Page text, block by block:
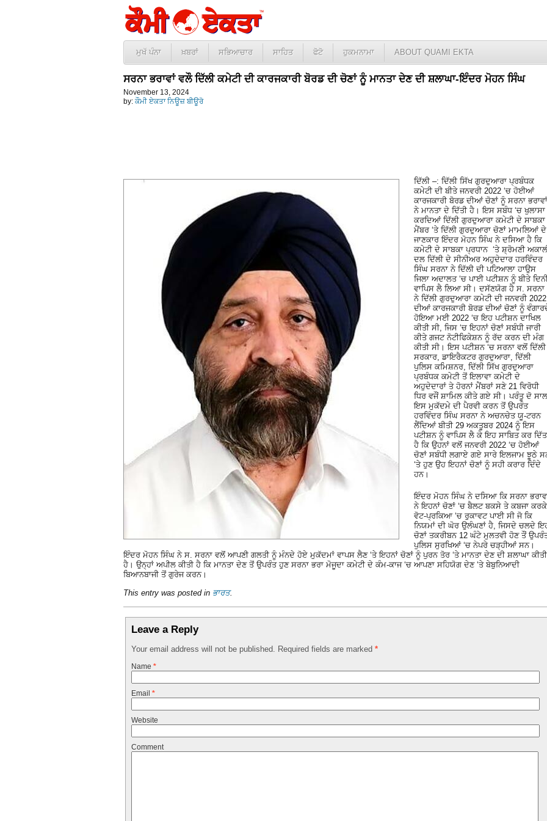
ਮੁਖੱ ਪੰਨਾ ਖ਼ਬਰਾਂ ਸਭਿਆਚਾਰ ਸਾਹਿਤ ਫੋਟੋ ਹੁਕਮਨਾਮਾ ABOUT QUAMI EKTA
ਸਰਨਾ ਭਰਾਵਾਂ ਵਲੌ ਦਿੱਲੀ ਕਮੇਟੀ ਦੀ ਕਾਰਜਕਾਰੀ ਬੋਰਡ ਦੀ ਚੋਣਾਂ ਨੂੰ ਮਾਨਤਾ ਦੇਣ ਦੀ ਸ਼ਲਾਘਾ-ਇੰਦਰ ਮੋਹਨ ਸਿੰਘ
November 13, 2024
by: ਕੌਮੀ ਏਕਤਾ ਨਿਊਜ਼ ਬੀਊਰੋ
ਦਿੱਲੀ –: ਦਿੱਲੀ ਸਿੱਖ ਗੁਰਦੁਆਰਾ ਪ੍ਰਬੰਧਕ
ਕਮੇਟੀ ਦੀ ਬੀਤੇ ਜਨਵਰੀ 2022 ‘ਚ ਹੋਈਆਂ
ਕਾਰਜਕਾਰੀ ਬੋਰਡ ਦੀਆਂ ਚੋਣਾਂ ਨੂੰ ਸਰਨਾ ਭਰਾਵਾਂ
ਨੇ ਮਾਨਤਾ ਦੇ ਦਿੱਤੀ ਹੈ। ਇਸ ਸਬੰਧ ‘ਚ ਖੁਲਾਸਾ
ਕਰਦਿਆਂ ਦਿੱਲੀ ਗੁਰਦੁਆਰਾ ਕਮੇਟੀ ਦੇ ਸਾਬਕਾ
ਮੈਂਬਰ ‘ਤੇ ਦਿੱਲੀ ਗੁਰਦੁਆਰਾ ਚੋਣਾਂ ਮਾਮਲਿਆਂ ਦੇ
ਜਾਣਕਾਰ ਇੰਦਰ ਮੋਹਨ ਸਿੰਘ ਨੇ ਦਸਿਆ ਹੈ ਕਿ
ਕਮੇਟੀ ਦੇ ਸਾਬਕਾ ਪ੍ਰਧਾਨ ‘ਤੇ ਸ਼੍ਰੋਮਣੀ
ਦਲ ਦਿੱਲੀ ਦੇ ਸੀਨੀਅਰ ਅਹੁਦੇਦਾਰ ਹਰਵਿੰਦਰ
ਸਿੰਘ ਸਰਨਾ ਨੇ ਦਿੱਲੀ ਦੀ ਪਟਿਆਲਾ ਹਾਉਸ
ਜਿਲਾ ਅਦਾਲਤ ‘ਚ ਪਾਈ ਪਟੀਸ਼ਨ ਨੂੰ ਬੀਤੇ
ਵਾਪਿਸ ਲੈ ਲਿਆ ਸੀ। ਦਸੱਣਯੋਗ ਹੈ ਸ. ਸਰਨਾ
ਨੇ ਦਿੱਲੀ ਗੁਰਦੁਆਰਾ ਕਮੇਟੀ ਦੀ ਜਨਵਰੀ 2022
ਦੀਆਂ ਕਾਰਜਕਾਰੀ ਬੋਰਡ ਦੀਆਂ ਚੋਣਾਂ ਨੂੰ
ਹੋਇਆ ਮਈ 2022 ‘ਚ ਇਹ ਪਟੀਸ਼ਨ ਦਾਖਿਲ
ਕੀਤੀ ਸੀ, ਜਿਸ ‘ਚ ਇਹਨਾਂ ਚੋਣਾਂ ਸਬੰਧੀ ਜਾਰੀ
ਕੀਤੇ ਗਜਟ ਨੋਟੀਫਿਕੇਸ਼ਨ ਨੂੰ ਰੱਦ ਕਰਨ ਦੀ ਮੰਗ
ਕੀਤੀ ਸੀ। ਇਸ ਪਟੀਸ਼ਨ ‘ਚ ਸਰਨਾ ਵਲੋਂ ਦਿੱਲੀ
ਸਰਕਾਰ, ਡਾਇਰੈਕਟਰ ਗੁਰਦੁਆਰਾ, ਦਿੱਲੀ
ਪੁਲਿਸ ਕਮਿਸ਼ਨਰ, ਦਿੱਲੀ ਸਿੱਖ ਗੁਰਦੁਆਰਾ
ਪ੍ਰਬੰਧਕ ਕਮੇਟੀ ਤੋਂ ਇਲਾਵਾ ਕਮੇਟੀ ਦੇ
ਅਹੁਦੇਦਾਰਾਂ ਤੇ ਹੋਰਨਾਂ ਮੈਂਬਰਾਂ ਸਣੇ 21 ਵਿਰੋਧੀ
ਧਿਰ ਵਜੌਂ ਸ਼ਾਮਿਲ ਕੀਤੇ ਗਏ ਸੀ। ਪਰੰਤੂ ਦੋ ਸਾਲ
ਇਸ ਮੁਕੱਦਮੇ ਦੀ ਪੈਰਵੀ ਕਰਨ ਤੋਂ ਉਪਰੰਤ
ਹਰਵਿੰਦਰ ਸਿੰਘ ਸਰਨਾ ਨੇ ਅਚਨਚੇਤ ਯੂ-ਟਰਨ
ਲੈਂਦਿਆਂ ਬੀਤੀ 29 ਅਕਤੂਬਰ 2024 ਨੂੰ ਇਸ
ਪਟੀਸ਼ਨ ਨੂੰ ਵਾਪਿਸ ਲੈ ਕੇ ਇਹ ਸਾਬਿਤ ਕਰ
ਹੈ ਕਿ ਉਹਨਾਂ ਵਲੋਂ ਜਨਵਰੀ 2022 ‘ਚ ਹੋਈਆਂ
ਚੋਣਾਂ ਸਬੰਧੀ ਲਗਾਏ ਗਏ ਸਾਰੇ ਇਲਜਾਮ ਝੂਠੇ
‘ਤੇ ਹੁਣ ਉਹ ਇਹਨਾਂ ਚੋਣਾਂ ਨੂੰ ਸਹੀ ਕਰਾਰ ਦਿੰਦੇ
ਹਨ।
ਇੰਦਰ ਮੋਹਨ ਸਿੰਘ ਨੇ ਦਸਿਆ ਕਿ ਸਰਨਾ
ਨੇ ਇਹਨਾਂ ਚੋਣਾਂ ‘ਚ ਬੈਲਟ ਬਕਸੇ ਤੇ ਕਬਜਾ ਕਰਕੇ
ਵੋਟ-ਪ੍ਰਕਿਆ ‘ਚ ਰੁਕਾਵਟ ਪਾਈ ਸੀ ਜੋ ਕਿ
ਨਿਯਮਾਂ ਦੀ ਘੋਰ ਉਲੰਘਣਾਂ ਹੈ, ਜਿਸਦੇ ਚਲਦੇ
ਚੋਣਾਂ ਤਕਰੀਬਨ 12 ਘੰਟੇ ਮੁਲਤਵੀ ਹੋਣ ਤੌਂ
ਪੁਲਿਸ ਸੁਰਖਿਆਂ ‘ਚ ਨੇਪਰੇ ਚੜ੍ਹੀਆਂ ਸਨ।
ਇੰਦਰ ਮੋਹਨ ਸਿੰਘ ਨੇ ਸ. ਸਰਨਾ ਵਲੋਂ ਆਪਣੀ ਗਲਤੀ ਨੂੰ ਮੰਨਦੇ ਹੋਏ ਮੁਕੱਦਮਾਂ ਵਾਪਸ ਲੈਣ ‘ਤੇ ਇਹਨਾਂ ਚੋਣਾਂ ਨੂੰ ਪੁਰਨ ਤੋਰ ‘ਤੇ ਮਾਨਤਾ ਦੇਣ ਦੀ ਸ਼ਲਾਘਾ ਕੀਤੀ
ਹੈ। ਉਨ੍ਹਾਂ ਅਪੀਲ ਕੀਤੀ ਹੈ ਕਿ ਮਾਨਤਾ ਦੇਣ ਤੋਂ ਉਪਰੰਤ ਹੁਣ ਸਰਨਾ ਭਰਾ ਮੋਜੂਦਾ ਕਮੇਟੀ ਦੇ ਕੰਮ-ਕਾਜ ‘ਚ ਆਪਣਾ ਸਹਿਯੋਗ ਦੇਣ ‘ਤੇ ਬੇਬੁਨਿਆਦੀ
ਬਿਆਨਬਾਜੀ ਤੋਂ ਗੁਰੇਜ ਕਰਨ।
This entry was posted in ਭਾਰਤ.
Leave a Reply
Your email address will not be published. Required fields are marked *
Name *
Email *
Website
Comment